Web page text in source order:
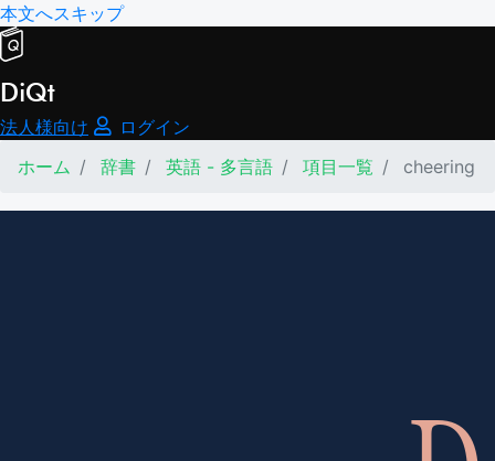
本文へスキップ
DiQt
法人様向け
ログイン
ホーム
辞書 英語 - 多言語 項目一覧 cheering